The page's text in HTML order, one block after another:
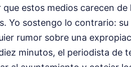
que estos medios carecen
Yo sostengo lo contrario:
rumor sobre una
minutos, el periodista de